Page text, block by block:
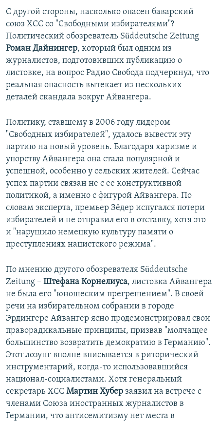
С другой стороны, насколько опасен баварский
союз ХСС со "Свободными избирателями"?
Политический обозреватель Süddeutsche Zeitung
Роман Дайнингер, который был одним из
журналистов, подготовивших публикацию о
листовке, на вопрос Радио Свобода подчеркнул, что
реальная опасность вытекает из нескольких
деталей скандала вокруг Айвангера.
Политику, ставшему в 2006 году лидером
"Свободных избирателей", удалось вывести эту
партию на новый уровень. Благодаря харизме и
упорству Айвангера она стала популярной и
успешной, особенно у сельских жителей. Сейчас
успех партии связан не с ее конструктивной
политикой, а именно с фигурой Айвангера. По
словам эксперта, премьер Зёдер испугался потери
избирателей и не отправил его в отставку, хотя это
и "нарушило немецкую культуру памяти о
преступлениях нацистского режима".
По мнению другого обозревателя Süddeutsche
Zeitung – Штефана Корнелиуса, листовка Айвангера
не была его "юношеским прегрешением". В своей
речи на избирательном собрании в городе
Эрдингере Айвангер ясно продемонстрировал свои
праворадикальные принципы, призвав "молчащее
большинство возвратить демократию в Германию".
Этот лозунг вполне вписывается в риторический
инструментарий, когда-то использовавшийся
национал-социалистами. Хотя генеральный
секретарь ХСС Мартин Хубер заявил на встрече с
членами Союза иностранных журналистов в
Германии, что антисемитизму нет места в